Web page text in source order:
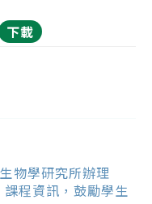
下載
物學研究所辦理
課程資訊，鼓勵學生